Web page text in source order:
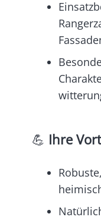
💪 Ihre